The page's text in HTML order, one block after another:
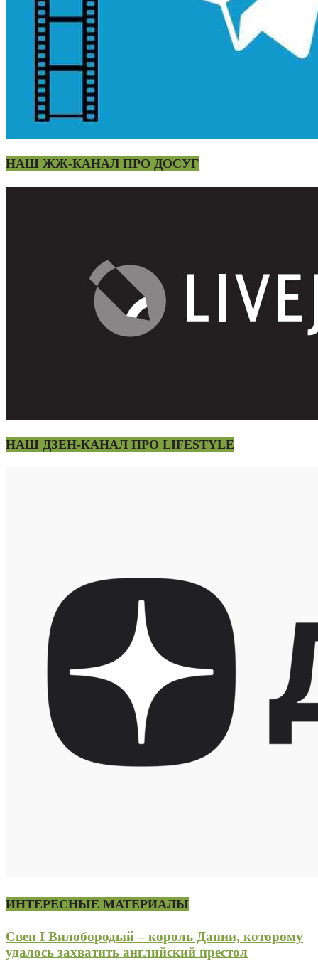
НАШ ЖЖ-КАНАЛ ПРО ДОСУГ
НАШ ДЗЕН-КАНАЛ ПРО LIFESTYLE
ИНТЕРЕСНЫЕ МАТЕРИАЛЫ
Свен I Вилобородый – король Дании, которому
удалось захватить английский престол